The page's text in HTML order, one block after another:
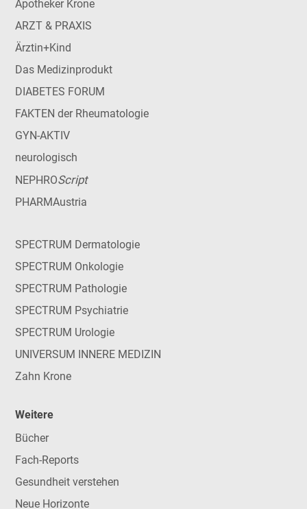
Apotheker Krone
ARZT & PRAXIS
Ärztin+Kind
Das Medizinprodukt
DIABETES FORUM
FAKTEN der Rheumatologie
GYN-AKTIV
neurologisch
NEPHROScript
PHARMAustria
SPECTRUM Dermatologie
SPECTRUM Onkologie
SPECTRUM Pathologie
SPECTRUM Psychiatrie
SPECTRUM Urologie
UNIVERSUM INNERE MEDIZIN
Zahn Krone
Weitere
Bücher
Fach-Reports
Gesundheit verstehen
Neue Horizonte